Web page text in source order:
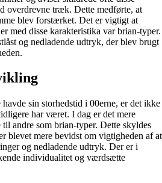
overdrevne træk. Dette medførte, at
blev forstærket. Det er vigtigt at
med disse karakteristika var brian-typer.
og nedladende udtryk, der blev brugt
sin storhedstid i 00erne, er det ikke
har været. I dag er det mere
andre som brian-typer. Dette skyldes
blevet mere bevidst om vigtigheden af at
og nedladende udtryk. Der er i
individualitet og værdsætte